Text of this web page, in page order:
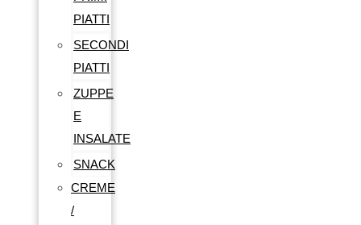
PIATTI
SECONDI
PIATTI
ZUPPE
E
INSALATE
SNACK
CREME
/